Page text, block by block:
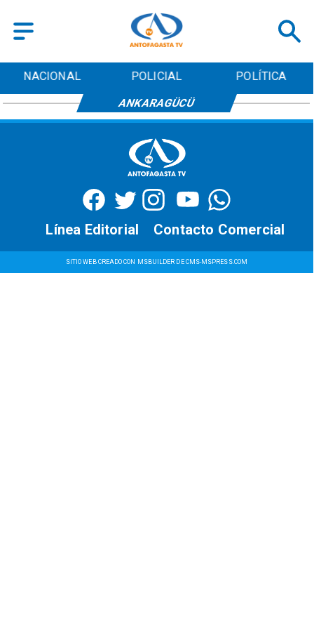
NACIONAL POLICIAL POLÍTICA
ANKARAGÜCÜ
SITIO WEB CREADO CON MSBUILDER DE CMS-MSPRESS.COM
Contacto Comercial
Línea Editorial